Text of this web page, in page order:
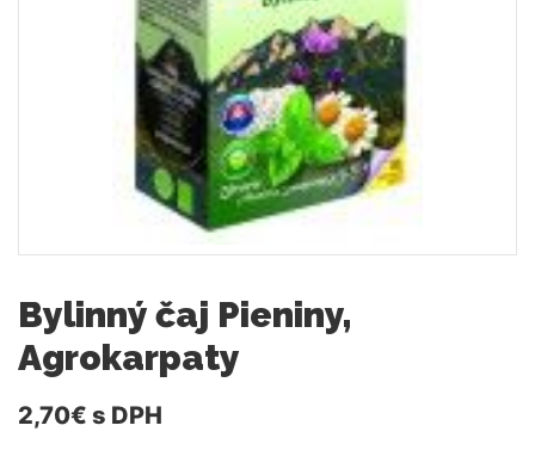
Bylinný čaj Pieniny,
Agrokarpaty
2,70€ s DPH